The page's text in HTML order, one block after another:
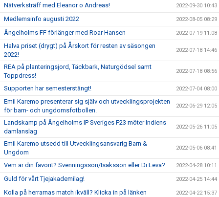
Nätverksträff med Eleanor o Andreas! 2022-09-30 10:43
Medlemsinfo augusti 2022 2022-08-05 08:29
Ängelholms FF förlänger med Roar Hansen 2022-07-19 11:08
Halva priset (drygt) på Årskort för resten av säsongen
2022!
2022-07-18 14:46
REA på planteringsjord, Täckbark, Naturgödsel samt
Toppdress!
2022-07-18 08:56
Supporten har semesterstängt! 2022-07-04 08:00
Emil Karemo presenterar sig själv och utvecklingsprojekten
för barn- och ungdomsfotbollen.
2022-06-29 12:05
Landskamp på Ängelholms IP Sveriges F23 möter Indiens
damlanslag
2022-05-26 11:05
Emil Karemo utsedd till Utvecklingsansvarig Barn &
Ungdom
2022-05-06 08:41
Vem är din favorit? Svenningsson/Isaksson eller Di Leva? 2022-04-28 10:11
Guld för vårt Tjejakademilag! 2022-04-25 14:44
Kolla på herrarnas match ikväll? Klicka in på länken 2022-04-22 15:37